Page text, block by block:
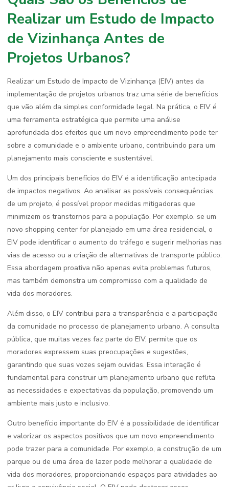
Realizar um Estudo de Impacto
de Vizinhança Antes de
Projetos Urbanos?
Realizar um Estudo de Impacto de Vizinhança (EIV) antes da
implementação de projetos urbanos traz uma série de benefícios
que vão além da simples conformidade legal. Na prática, o EIV é
uma ferramenta estratégica que permite uma análise
aprofundada dos efeitos que um novo empreendimento pode ter
sobre a comunidade e o ambiente urbano, contribuindo para um
planejamento mais consciente e sustentável.
Um dos principais benefícios do EIV é a identificação antecipada
de impactos negativos. Ao analisar as possíveis consequências
de um projeto, é possível propor medidas mitigadoras que
minimizem os transtornos para a população. Por exemplo, se um
novo shopping center for planejado em uma área residencial, o
EIV pode identificar o aumento do tráfego e sugerir melhorias nas
vias de acesso ou a criação de alternativas de transporte público.
Essa abordagem proativa não apenas evita problemas futuros,
mas também demonstra um compromisso com a qualidade de
vida dos moradores.
Além disso, o EIV contribui para a transparência e a participação
da comunidade no processo de planejamento urbano. A consulta
pública, que muitas vezes faz parte do EIV, permite que os
moradores expressem suas preocupações e sugestões,
garantindo que suas vozes sejam ouvidas. Essa interação é
fundamental para construir um planejamento urbano que reflita
as necessidades e expectativas da população, promovendo um
ambiente mais justo e inclusivo.
Outro benefício importante do EIV é a possibilidade de identificar
e valorizar os aspectos positivos que um novo empreendimento
pode trazer para a comunidade. Por exemplo, a construção de um
parque ou de uma área de lazer pode melhorar a qualidade de
vida dos moradores, proporcionando espaços para atividades ao